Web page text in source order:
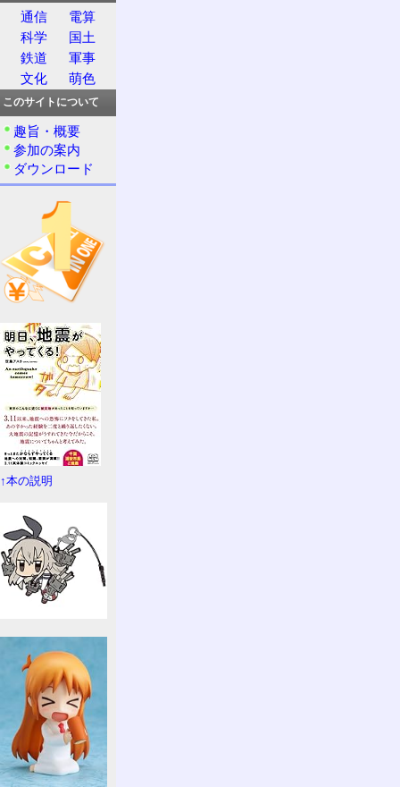
通信
電算
科学
国土
鉄道
軍事
文化
萌色
このサイトについて
趣旨・概要
参加の案内
ダウンロード
↑本の説明